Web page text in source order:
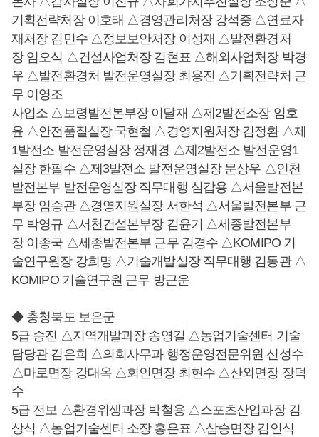
기획전략처장 이호태 △경영관리처장 강석중 △연료자
재처장 김민수 △정보보안처장 이성재 △발전환경처
장 임오식 △건설사업처장 김현표 △해외사업처장 박경
우 △발전환경처 발전운영실장 최용진 △기획전략처 근
무 이영조
사업소 △보령발전본부장 이달재 △제2발전소장 임호
윤 △안전품질실장 국현철 △경영지원처장 김정환 △제
1발전소 발전운영실장 정재경 △제2발전소 발전운영1
실장 한필수 △제3발전소 발전운영실장 문상우 △인천
발전본부 발전운영실장 직무대행 심갑용 △서울발전본
부장 임승관 △경영지원실장 서한석 △서울발전본부 근
무 박영규 △서천건설본부장 김윤기 △세종발전본부
장 이종국 △세종발전본부 근무 김경수 △KOMIPO 기
술연구원장 강희명 △기술개발실장 직무대행 김동관 △
KOMIPO 기술연구원 근무 방근운
◆ 충청북도 보은군
5급 승진 △지역개발과장 송영길 △농업기술센터 기술
담당관 김은희 △의회사무과 행정운영전문위원 신성수
△마로면장 강대옥 △회인면장 최현수 △산외면장 장덕
수
5급 전보 △환경위생과장 박철용 △스포츠산업과장 김
상식 △농업기술센터 소장 홍은표 △삼승면장 김인식